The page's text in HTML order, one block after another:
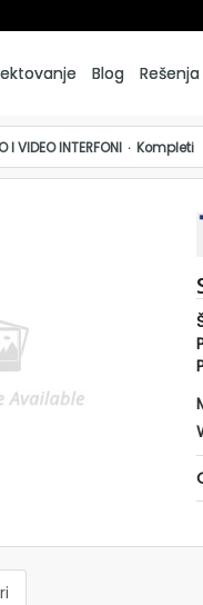
Blog Rešenja
I VIDEO INTERFONI Kompleti